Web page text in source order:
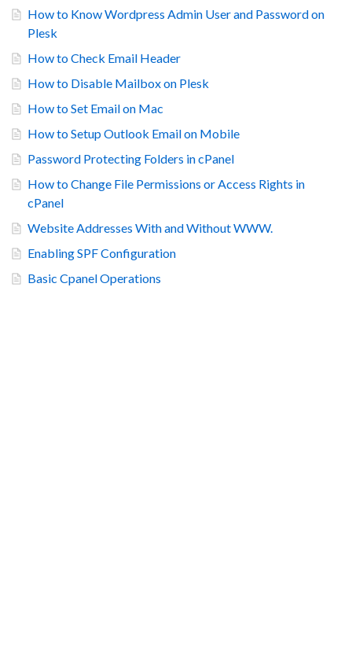
How to Know Wordpress Admin User and Password on
Plesk
How to Check Email Header
How to Disable Mailbox on Plesk
How to Set Email on Mac
How to Setup Outlook Email on Mobile
Password Protecting Folders in cPanel
How to Change File Permissions or Access Rights in
cPanel
Website Addresses With and Without WWW.
Enabling SPF Configuration
Basic Cpanel Operations